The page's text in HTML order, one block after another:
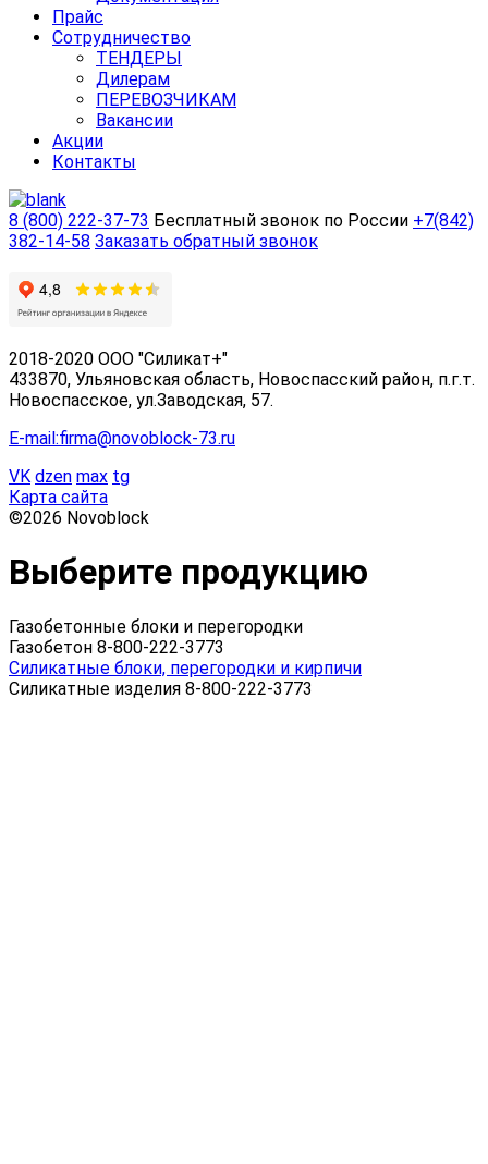
Прайс
Сотрудничество
ТЕНДЕРЫ
Дилерам
ПЕРЕВОЗЧИКАМ
Вакансии
Акции
Контакты
8 (800) 222-37-73 Бесплатный звонок по России +7(842)
382-14-58 Заказать обратный звонок
2018-2020 ООО "Силикат+"
433870, Ульяновская область, Новоспасский район, п.г.т.
Новоспасское, ул.Заводская, 57.
E-mail:firma@novoblock-73.ru
VK dzen max tg
Карта сайта
©2026 Novoblock
Выберите продукцию
Газобетонные блоки и перегородки
Газобетон 8-800-222-3773
Силикатные блоки, перегородки и кирпичи
Силикатные изделия 8-800-222-3773